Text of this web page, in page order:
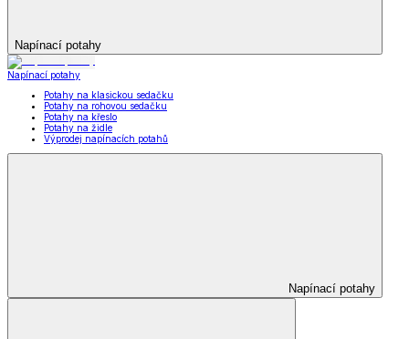
Napínací potahy
Napínací potahy
Potahy na klasickou sedačku
Potahy na rohovou sedačku
Potahy na křeslo
Potahy na židle
Výprodej napínacích potahů
Napínací potahy